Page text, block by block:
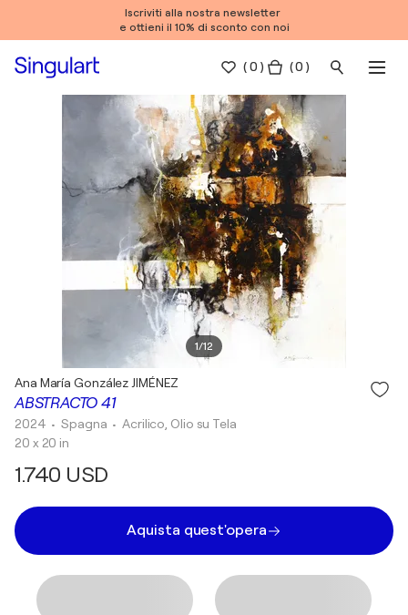
Iscriviti alla nostra newsletter
e ottieni il 10% di sconto con noi
(0 ) ( 0 )
1/12
ABSTRACTO 41
Ana María González JIMÉNEZ
2024 • Spagna •Acrilico, Olio su Tela
20 x 20 in
1.740 USD
Aquista quest'opera